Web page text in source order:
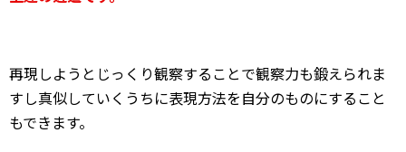
再現しようとじっくり観察することで観察力も鍛えられま
すし真似していくうちに表現方法を自分のものにすること
もできます。